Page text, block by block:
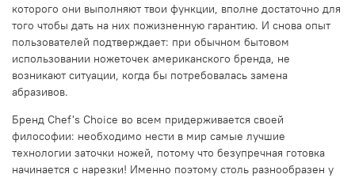
которого они выполняют твои функции, вполне достаточно для
того чтобы дать на них пожизненную гарантию. И снова опыт
пользователей подтверждает: при обычном бытовом
использовании ножеточек американского бренда, не
возникают ситуации, когда бы потребовалась замена
абразивов.
Бренд Chef's Choice во всем придерживается своей
философии: необходимо нести в мир самые лучшие
технологии заточки ножей, потому что безупречная готовка
начинается с нарезки! Именно поэтому столь разнообразен у